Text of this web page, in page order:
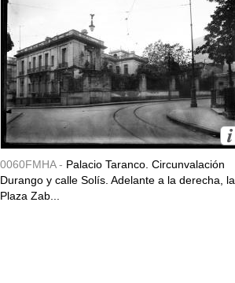
0060FMHA - Palacio Taranco. Circunvalación
Durango y calle Solís. Adelante a la derecha, la
Plaza Zab...